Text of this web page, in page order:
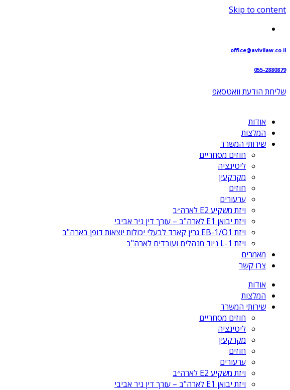
Skip to content
office@avivilaw.co.il
055-2880879
שליחת הודעת וואטסאפ⁩
אודות
המלצות
שירותי המשרד
חוזים מסחריים
ליטיגציה
מקרקעין
חוזים
ערעורים
ויזת משקיע E2 לארה״ב
ויזת יבואן E1 לארה"ב – עורך דין ניר אביבי
ויזת EB-1/O1 גרין קארד לבעלי יכולות יוצאות דופן בארה"ב
ויזת L-1 ניוד מנהלים ועובדים לארה"ב
מאמרים
צרו קשר
אודות
המלצות
שירותי המשרד
חוזים מסחריים
ליטיגציה
מקרקעין
חוזים
ערעורים
ויזת משקיע E2 לארה״ב
ויזת יבואן E1 לארה"ב – עורך דין ניר אביבי